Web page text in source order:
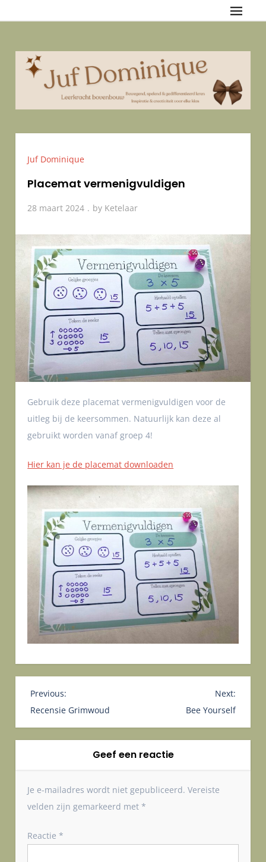
to
{Bewegend, spelend & gedifferentieerd leren — Inspiratie &
Juf Dominique
Placemat vermenigvuldigen
28 maart 2024 by Ketelaar
Gebruik deze placemat vermenigvuldigen voor de
uitleg bij de keersommen. Natuurlijk kan deze al
gebruikt worden vanaf groep 4!
Hier kan je de placemat downloaden
B
e
r
i
t
n
v
Previous:
Recensie Grimwoud
Next:
Bee Yourself
Geef een reactie
Je e-mailadres wordt niet gepubliceerd. Vereiste
velden zijn gemarkeerd met*
Reactie*